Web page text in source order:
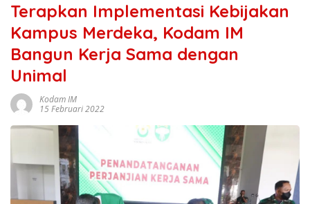
Terapkan Implementasi Kebijakan
Kampus Merdeka, Kodam IM
Bangun Kerja Sama dengan
Unimal
Kodam IM
15 Februari 2022